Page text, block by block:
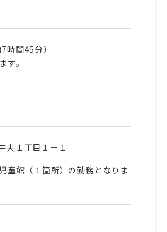
間45分）
。
１丁目１－１
童館（１箇所）の勤務となりま